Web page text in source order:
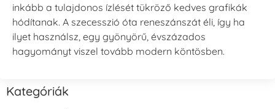
inkább a tulajdonos ízlését tükröző kedves grafikák
hódítanak. A szecesszió óta reneszánszát éli, így ha
ilyet használsz, egy gyönyörű, évszázados
hagyományt viszel tovább modern köntösben.
Kategóriák